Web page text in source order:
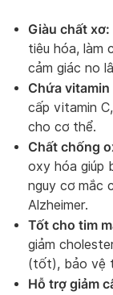
Giàu chất xơ:
tiêu hóa, làm
cảm giác no
Chứa
cấp vitamin
cho cơ thể.
Chất chống
oxy hóa giúp
nguy cơ mắc
Alzheimer.
Tốt cho tim
giảm
(tốt), bảo vệ
Hỗ trợ giảm